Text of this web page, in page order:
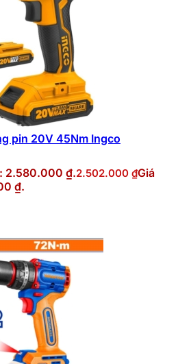
pin 20V 45Nm Ingco
2.580.000 ₫.2.502.000 ₫Giá
₫.